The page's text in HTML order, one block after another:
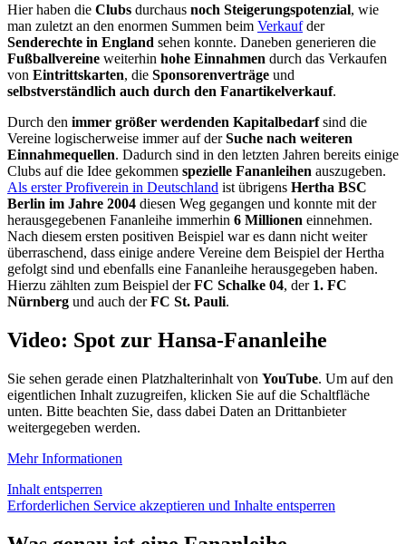
Hier haben die Clubs durchaus noch Steigerungspotenzial, wie
man zuletzt an den enormen Summen beim Verkaufder
Senderechte in England sehen konnte. Daneben generieren die
Fußballvereine weiterhin hohe Einnahmen durch das Verkaufen
von Eintrittskarten, die Sponsorenverträge und
selbstverständlich auch durch den Fanartikelverkauf.
Durch den immer größer werdenden Kapitalbedarfsind die
Vereine logischerweise immer auf derSuche nach weiteren
Einnahmequellen. Dadurch sind in den letzten Jahren bereits einige
Clubs auf die Idee gekommen spezielle Fananleihen auszugeben.
Als erster Profiverein in Deutschland ist übrigens Hertha BSC
Berlin im Jahre 2004 diesen Weg gegangen und konnte mit der
herausgegebenen Fananleihe immerhin 6 Millionen einnehmen.
Nach diesem ersten positiven Beispiel war es dann nicht weiter
überraschend, dass einige andere Vereine dem Beispiel der Hertha
gefolgt sind und ebenfalls eine Fananleihe herausgegeben haben.
Hierzu zählten zum Beispiel derFC Schalke 04, der 1. FC
Nürnberg und auch derFC St. Pauli.
Video: Spot zur Hansa-Fananleihe
Sie sehen gerade einen Platzhalterinhalt von YouTube. Um auf den
eigentlichen Inhalt zuzugreifen, klicken Sie auf die Schaltfläche
unten. Bitte beachten Sie, dass dabei Daten an Drittanbieter
weitergegeben werden.
Mehr Informationen
Inhalt entsperren
Erforderlichen Service akzeptieren und Inhalte entsperren